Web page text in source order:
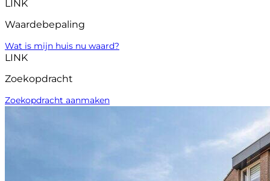
LINK
Waardebepaling
Wat is mijn huis nu waard?
LINK
Zoekopdracht
Zoekopdracht aanmaken